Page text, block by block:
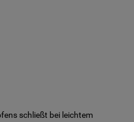
schließt bei leichtem